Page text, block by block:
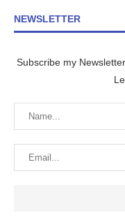
NEWSLETTER
Subscribe my